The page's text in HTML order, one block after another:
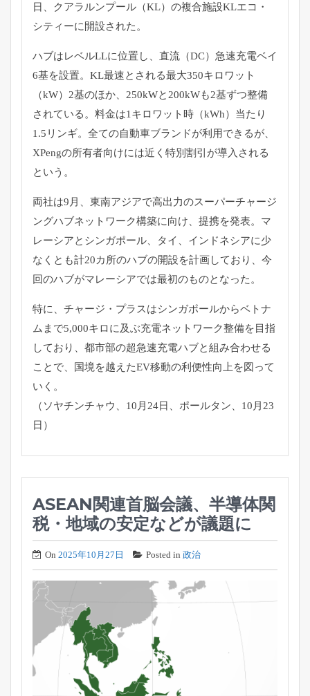
日、クアラルンプール（KL） の複合施設KLエコ・
シティーに開設された。
ハブはレベルLLに位置し、直流（DC） 急速充電ベイ
6基を設置。 KL最速とされる最大350キロワット
（kW）2基のほか、 250kWと200kWも2基ずつ整備
されている。 料金は1キロワット時（kWh）当たり
1.5リンギ。 全ての自動車ブランドが利用できるが、
XPengの所有者向けには近く特別割引が導入される
という。
両社は9月、 東南アジアで高出力のスーパーチャージ
ングハブネットワーク構築に向け、提携を発表。マ
レーシアとシンガポール、タイ、 インドネシアに少
なくとも計20カ所のハブの開設を計画しており
、今
回のハブがマレーシアでは最初のものとなった。
特に、チャージ・プラスはシンガポールからベトナ
ムまで5,000キロに及ぶ充電ネットワーク整備を目指
しており、 都市部の超急速充電ハブと組み合わせる
ことで、
国境を越えたEV移動の利便性向上を図って
いく。
（ソヤチンチャウ、10月24日、ポールタン、10月23
日）
ASEAN関連首脳会議、半導体関
税・地域の安定などが議題に
On 2025年10月27日 Posted in 政治